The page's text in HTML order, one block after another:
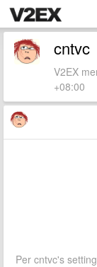
cntvc
V2EX
+08:00
Per cntvc's